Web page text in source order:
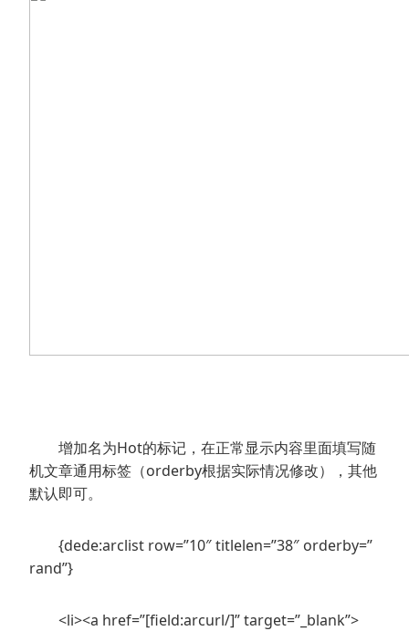
增加名为Hot的标记，在正常显示内容里面填写随
机文章通用标签（orderby根据实际情况修改），其他
默认即可。
{dede:arclist row=”10″ titlelen=”38″ orderby=”
rand”}
<li><a href=”[field:arcurl/]” target=”_blank”>